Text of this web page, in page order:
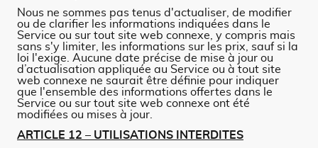
Nous ne sommes pas tenus d'actualiser, de modifier
ou de clarifier les informations indiquées dans le
Service ou sur tout site web connexe, y compris mais
sans s'y limiter, les informations sur les prix, sauf si la
loi l'exige. Aucune date précise de mise à jour ou
d’actualisation appliquée au Service ou à tout site
web connexe ne saurait être définie pour indiquer
que l'ensemble des informations offertes dans le
Service ou sur tout site web connexe ont été
modifiées ou mises à jour.
ARTICLE 12 – UTILISATIONS INTERDITES